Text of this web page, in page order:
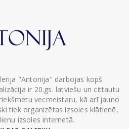
"Antonija" darbojas kopš
ir 20.gs. latviešu un cittautu
vecmeistaru, kā arī jauno
tiek organizētas izsoles klātienē,
izsoles internetā.